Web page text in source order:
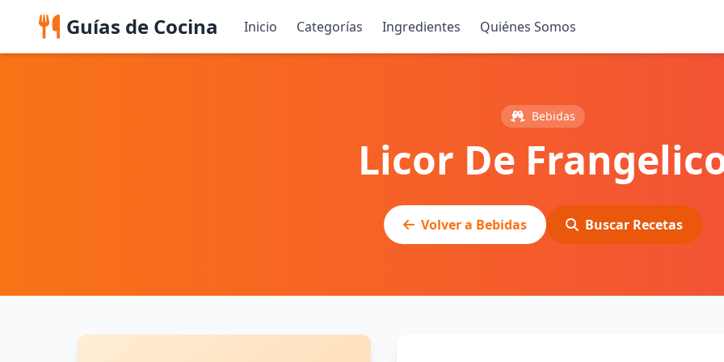
Guías de Cocina Inicio Categorías Ingredientes Quiénes Somos
Bebidas
Licor De
Volver a Bebidas Buscar Recetas